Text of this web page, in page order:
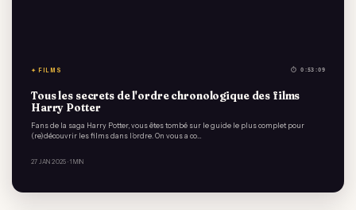
✦ FILMS ⏱ 0:53:09
Tous les secrets de l'ordre chronologique des films
Harry Potter
Fans de la saga Harry Potter, vous êtes tombé sur le guide le plus complet pour
(re)découvrir les films dans l’ordre. On vous a co…
27 JAN 2025 · 1 MIN